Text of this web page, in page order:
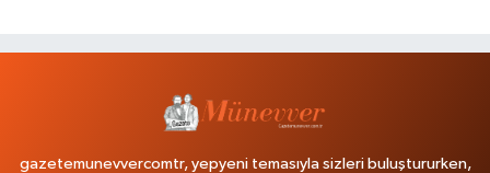
gazetemunevvercomtr, yepyeni temasıyla sizleri buluştururken,